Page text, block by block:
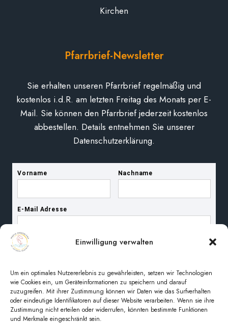
Einwilligung verwalten
Um ein optimales Nutzererlebnis zu gewährleisten, setzen wir Technologien
wie Cookies ein, um Geräteinformationen zu speichern und darauf
zuzugreifen. Mit ihrer Zustimmung können wir Daten wie das Surfverhalten
oder eindeutige Identifikatoren auf dieser Website verarbeiten. Wenn sie ihre
Zustimmung nicht erteilen oder widerrufen, könnten bestimmte Funktionen
und Merkmale eingeschränkt sein.
Kirchen
Pfarrbrief-Newsletter
Sie erhalten unseren Pfarrbrief regelmäßig und
kostenlos i.d.R. am letzten Freitag des Monats per E-
Mail. Sie können den Pfarrbrief jederzeit kostenlos
abbestellen. Details entnehmen Sie unserer
Datenschutzerklärung.